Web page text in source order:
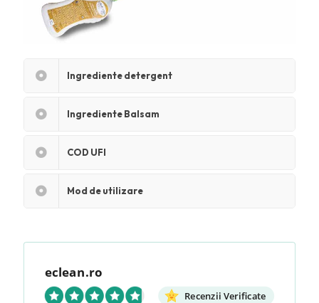
Ingrediente detergent
Ingrediente Balsam
COD UFI
Mod de utilizare
eclean.ro
Recenzii Verificate